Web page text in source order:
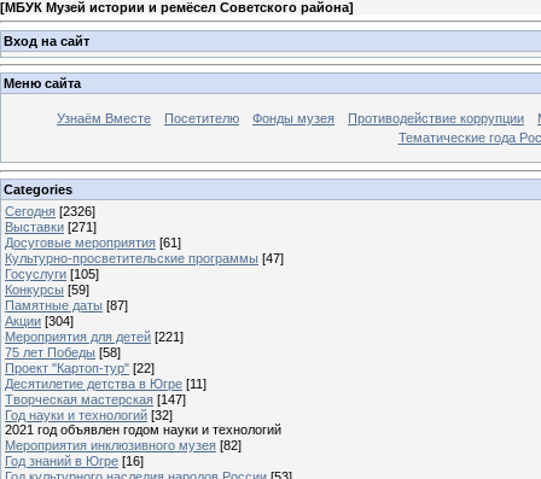
[МБУК Музей истории и ремёсел Советского района]
Вход на сайт
Меню сайта
Узнаём Вместе Посетителю Фонды музея Противодействие коррупции
Тематические года
Categories
Сегодня [2326]
Выставки [271]
Досуговые мероприятия [61]
Культурно-просветительские программы [47]
Госуслуги [105]
Конкурсы [59]
Памятные даты [87]
Акции [304]
Мероприятия для детей [221]
75 лет Победы [58]
Проект "Картоп-тур" [22]
Десятилетие детства в Югре [11]
Творческая мастерская [147]
Год науки и технологий [32]
2021 год объявлен годом науки и технологий
Мероприятия инклюзивного музея [82]
Год знаний в Югре [16]